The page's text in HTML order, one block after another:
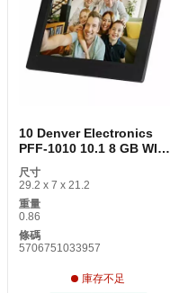
10 Denver Electronics
PFF-1010 10.1 8 GB WIFI
黑色
尺寸
29.2 x 7 x 21.2
重量
0.86
條碼
5706751033957
庫存不足